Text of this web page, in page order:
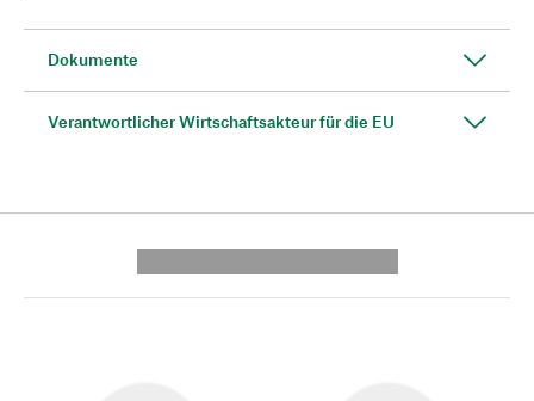
Dokumente
Verantwortlicher Wirtschaftsakteur für die EU